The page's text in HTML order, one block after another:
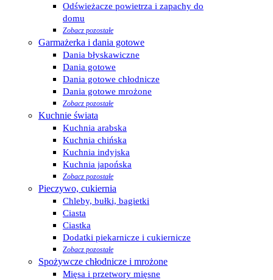
Odświeżacze powietrza i zapachy do
domu
Zobacz pozostałe
Garmażerka i dania gotowe
Dania błyskawiczne
Dania gotowe
Dania gotowe chłodnicze
Dania gotowe mrożone
Zobacz pozostałe
Kuchnie świata
Kuchnia arabska
Kuchnia chińska
Kuchnia indyjska
Kuchnia japońska
Zobacz pozostałe
Pieczywo, cukiernia
Chleby, bułki, bagietki
Ciasta
Ciastka
Dodatki piekarnicze i cukiernicze
Zobacz pozostałe
Spożywcze chłodnicze i mrożone
Mięsa i przetwory mięsne